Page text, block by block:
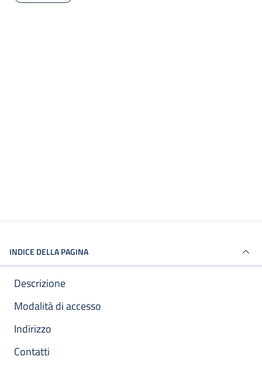
INDICE DELLA PAGINA
Descrizione
Modalità di accesso
Indirizzo
Contatti